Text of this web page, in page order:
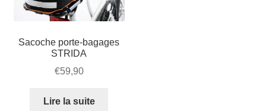
la
Sacoche porte-bagages
STRIDA
€59,90
Lire la suite